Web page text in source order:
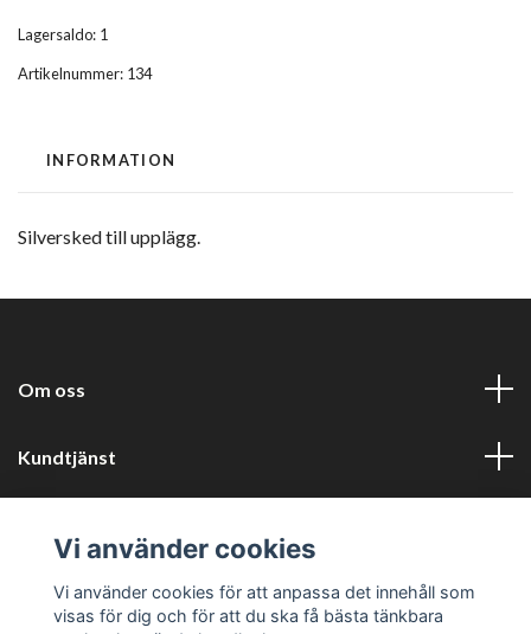
Lagersaldo: 1
Artikelnummer: 134
INFORMATION
Silversked till upplägg.
Om oss
Kundtjänst
Sociala medier
Vi använder cookies
Vi använder cookies för att anpassa det innehåll som
visas för dig och för att du ska få bästa tänkbara